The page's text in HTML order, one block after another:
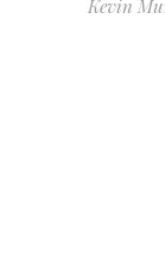
Kevin